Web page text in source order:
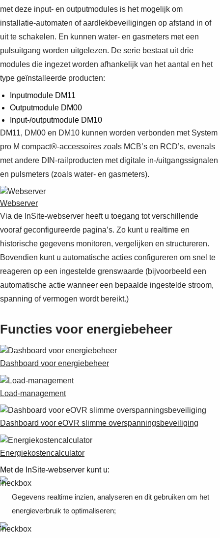
met deze input- en outputmodules is het mogelijk om
installatie-automaten of aardlekbeveiligingen op afstand in of
uit te schakelen. En kunnen water- en gasmeters met een
pulsuitgang worden uitgelezen. De serie bestaat uit drie
modules die ingezet worden afhankelijk van het aantal en het
type geïnstalleerde producten:
Inputmodule DM11
Outputmodule DM00
Input-/outputmodule DM10
DM11, DM00 en DM10 kunnen worden verbonden met System
pro M compact®-accessoires zoals MCB’s en RCD’s, evenals
met andere DIN-railproducten met digitale in-/uitgangssignalen
en pulsmeters (zoals water- en gasmeters).
Webserver
Via de InSite-webserver heeft u toegang tot verschillende
vooraf geconfigureerde pagina’s. Zo kunt u realtime en
historische gegevens monitoren, vergelijken en structureren.
Bovendien kunt u automatische acties configureren om snel te
reageren op een ingestelde grenswaarde (bijvoorbeeld een
automatische actie wanneer een bepaalde ingestelde stroom,
spanning of vermogen wordt bereikt.)
Functies voor energiebeheer
Dashboard voor energiebeheer
Load-management
Dashboard voor eOVR slimme overspanningsbeveiliging
Energiekostencalculator
Met de InSite-webserver kunt u:
Gegevens realtime inzien, analyseren en dit gebruiken om het
energieverbruik te optimaliseren;